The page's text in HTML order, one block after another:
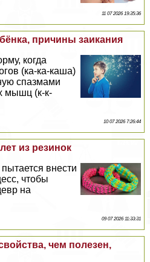
11 07 2026 19:35:36
причины заикания
когда
(ка-ка-каша)
спазмами
мышц (к-к-
10 07 2026 7:26:44
из резинок
внести
чтобы
на
09 07 2026 11:33:31
чем полезен,